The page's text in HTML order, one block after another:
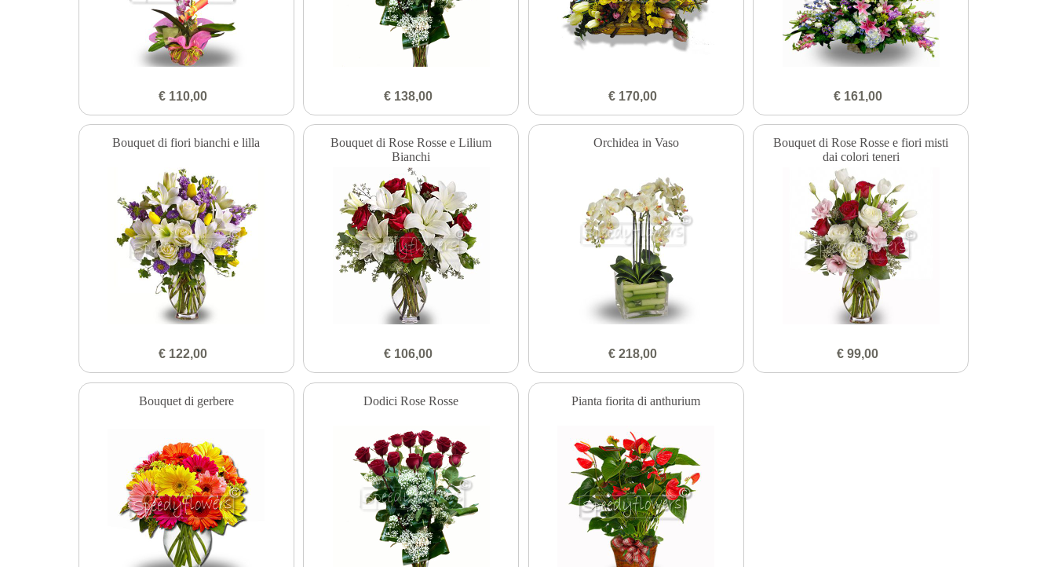
€ 110,00 € 138,00 € 170,00 € 161,00
Bouquet di fiori bianchi e lilla
€ 122,00
Bouquet di Rose Rosse e Lilium
Bianchi
€ 106,00
Orchidea in Vaso
€ 218,00
Bouquet di Rose Rosse e fiori misti
dai colori teneri
€ 99,00
Bouquet di gerbere Dodici Rose Rosse Pianta fiorita di anthurium